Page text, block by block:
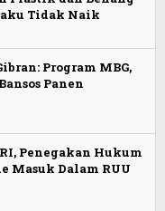
Tidak Naik
Program MBG,
Panen
Penegakan Hukum
Masuk Dalam RUU